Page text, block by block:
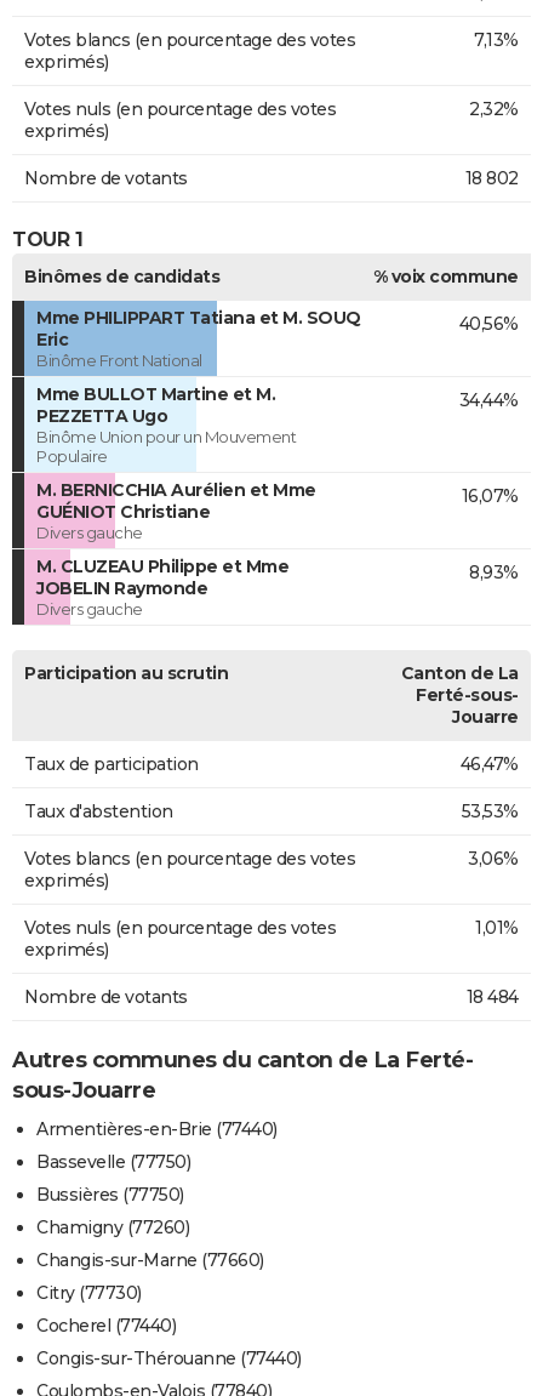
Votes blancs (en pourcentage des votes
exprimés)
7,13%
Votes nuls (en pourcentage des votes
exprimés)
2,32%
Nombre de votants 18 802
TOUR 1
Binômes de candidats
% voix commune
Mme PHILIPPART Tatiana et M. SOUQ
Eric
Binôme Front National
40,56%
Mme BULLOT Martine et M.
PEZZETTA Ugo
Binôme Union pour un Mouvement
Populaire
34,44%
M. BERNICCHIA Aurélien et Mme
GUÉNIOT Christiane
Divers gauche
16,07%
M. CLUZEAU Philippe et Mme
JOBELIN Raymonde
Divers gauche
8,93%
Participation au scrutin
Canton de La
Ferté-sous-
Jouarre
Taux de participation 46,47%
Taux d'abstention 53,53%
Votes blancs (en pourcentage des votes
exprimés)
3,06%
Votes nuls (en pourcentage des votes
exprimés)
1,01%
Nombre de votants 18 484
Autres communes du canton de La Ferté-
sous-Jouarre
Armentières-en-Brie (77440)
Bassevelle (77750)
Bussières (77750)
Chamigny (77260)
Changis-sur-Marne (77660)
Citry (77730)
Cocherel (77440)
Congis-sur-Thérouanne (77440)
Coulombs-en-Valois (77840)